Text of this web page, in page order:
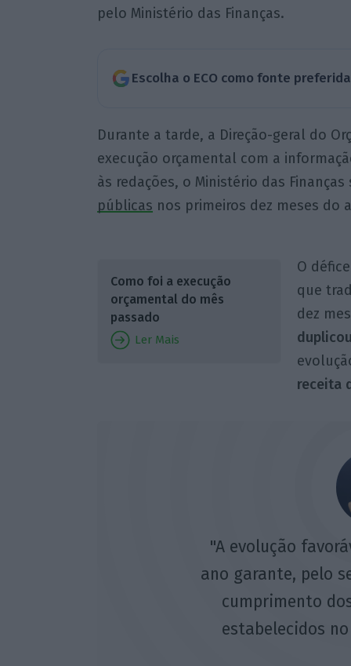
pelo Ministério das Finanças.
Escolha o ECO como fonte
Durante a tarde, a Direção-geral do
execução orçamental com a
às redações, o Ministério das
públicas nos primeiros dez meses do
Como foi a execução
orçamental do mês
passado
Ler Mais
O
que
dez
receita
"A evolução
ano garante, pelo
cumprimento
estabelecidos